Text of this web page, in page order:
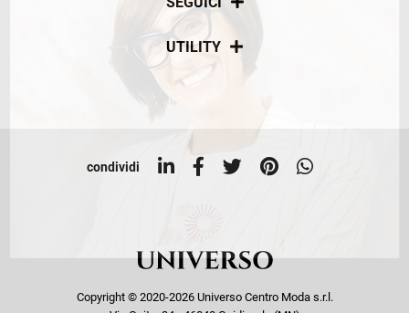
Spedizioni
Resi e rimborsi
Social
Iscriviti alla newsletter
UTILITY
Sitemap
Top ricerche
condividi
Copyright © 2020-2026 Universo Centro Moda s.r.l.